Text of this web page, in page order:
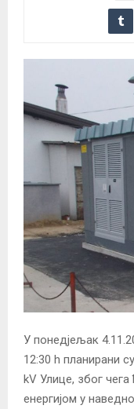
У понедјељак
12:30 h планирани
kV Улице, због
енергијом у